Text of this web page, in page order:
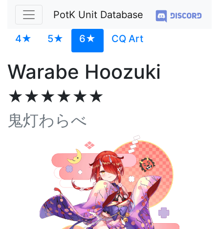
PotK Unit Database
4★ 5★ 6★ CQ Art
Warabe Hoozuki
★★★★★★
鬼灯わらべ